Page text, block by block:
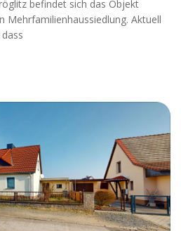
befindet sich das Objekt
Mehrfamilienhaussiedlung. Aktuell